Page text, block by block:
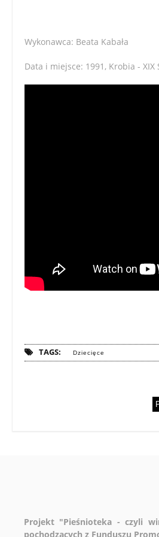
Wykonawca: Beata Kabała
Data i miejsce: 1991, Krobia -
TAGS: Dziecięce
Projekt "Pieśnioteka - czyli
pochodzących z Funduszu